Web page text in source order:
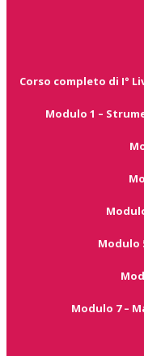
Corso completo di I°
Modulo 1 –
Modulo
Modulo 7 –